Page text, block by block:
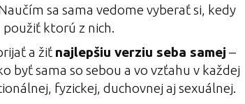
sa sama vedome vyberať si, kedy
použiť ktorú z nich.
a žiť najlepšiu verziu seba samej –
byť sama so sebou a vo vzťahu v každej
fyzickej, duchovnej aj sexuálnej.